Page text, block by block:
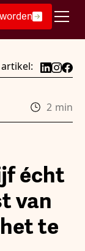
2 min
écht
van
te